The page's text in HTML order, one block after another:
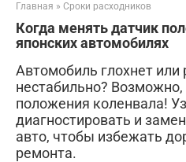
Главная » Сроки расходников
Когда менять датчик
японских автомобилях
Автомобиль глохнет или
нестабильно?
положения коленвала!
диагностировать и
авто, чтобы избежать
ремонта.